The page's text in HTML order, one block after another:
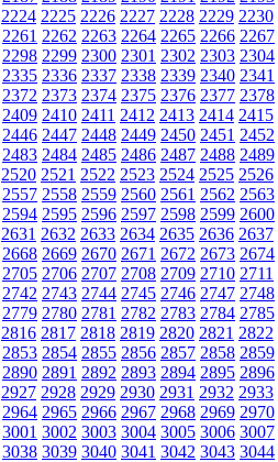
2224 2225 2226 2227 2228 2229 2230
2261 2262 2263 2264 2265 2266 2267
2298 2299 2300 2301 2302 2303 2304
2335 2336 2337 2338 2339 2340 2341
2372 2373 2374 2375 2376 2377 2378
2409 2410 2411 2412 2413 2414 2415
2446 2447 2448 2449 2450 2451 2452
2483 2484 2485 2486 2487 2488 2489
2520 2521 2522 2523 2524 2525 2526
2557 2558 2559 2560 2561 2562 2563
2594 2595 2596 2597 2598 2599 2600
2631 2632 2633 2634 2635 2636 2637
2668 2669 2670 2671 2672 2673 2674
2705 2706 2707 2708 2709 2710 2711
2742 2743 2744 2745 2746 2747 2748
2779 2780 2781 2782 2783 2784 2785
2816 2817 2818 2819 2820 2821 2822
2853 2854 2855 2856 2857 2858 2859
2890 2891 2892 2893 2894 2895 2896
2927 2928 2929 2930 2931 2932 2933
2964 2965 2966 2967 2968 2969 2970
3001 3002 3003 3004 3005 3006 3007
3038 3039 3040 3041 3042 3043 3044